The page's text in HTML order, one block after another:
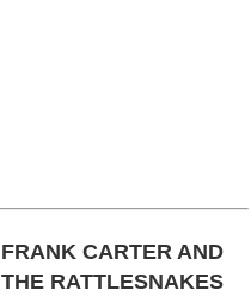
FRANK CARTER AND
THE RATTLESNAKES